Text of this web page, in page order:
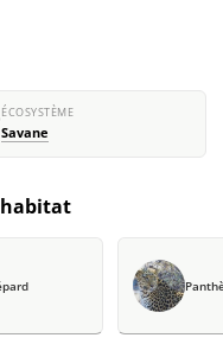
ÉCOSYSTÈME
Savane
habitat